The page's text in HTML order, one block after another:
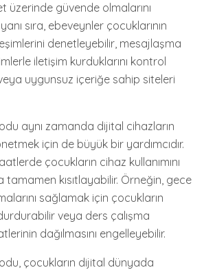
üzerinde güvende olmalarını
sıra, ebeveynler çocuklarının
denetleyebilir, mesajlaşma
iletişim kurduklarını kontrol
uygunsuz içeriğe sahip siteleri
aynı zamanda dijital cihazların
için de büyük bir yardımcıdır.
çocukların cihaz kullanımını
tamamen kısıtlayabilir. Örneğin, gece
sağlamak için çocukların
veya ders çalışma
dağılmasını engelleyebilir.
çocukların dijital dünyada